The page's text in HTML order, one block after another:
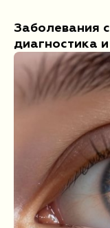
Заболевания
диагностика